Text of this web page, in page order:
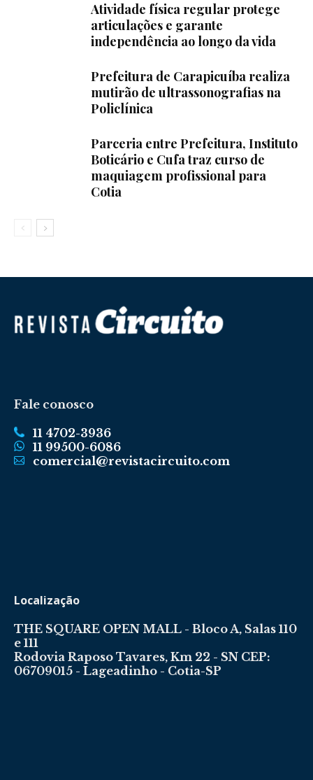
Atividade física regular protege
articulações e garante
independência ao longo da vida
Prefeitura de Carapicuíba realiza
mutirão de ultrassonografias na
Policlínica
Parceria entre Prefeitura, Instituto
Boticário e Cufa traz curso de
maquiagem profissional para
Cotia
Fale conosco
11 4702-3936
11 99500-6086
comercial@revistacircuito.com
Localização
THE SQUARE OPEN MALL - Bloco A, Salas 110
e 111
Rodovia Raposo Tavares, Km 22 - SN CEP:
06709015 - Lageadinho - Cotia-SP